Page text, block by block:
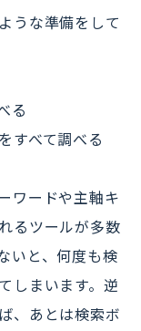
うな準備をして
る
すべて調べる
ワードや主軸キ
るツールが多数
いと、何度も検
しまいます。逆
、あとは検索ボ